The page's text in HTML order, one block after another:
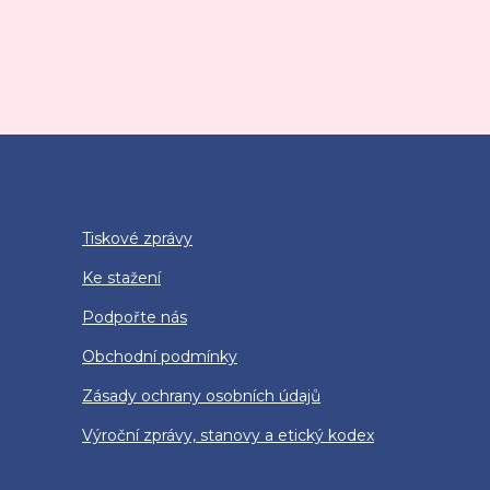
Tiskové zprávy
Ke stažení
Podpořte nás
Obchodní podmínky
Zásady ochrany osobních údajů
Výroční zprávy, stanovy a etický kodex